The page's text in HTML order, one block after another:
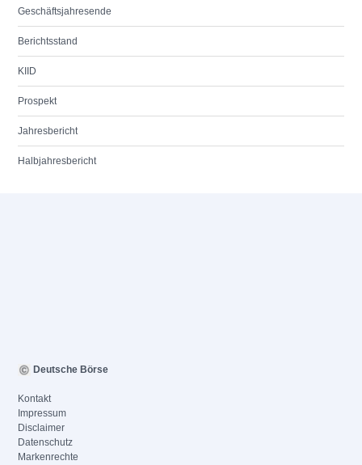
Geschäftsjahresende
Berichtsstand
KIID
Prospekt
Jahresbericht
Halbjahresbericht
Deutsche Börse
Kontakt
Impressum
Disclaimer
Datenschutz
Markenrechte